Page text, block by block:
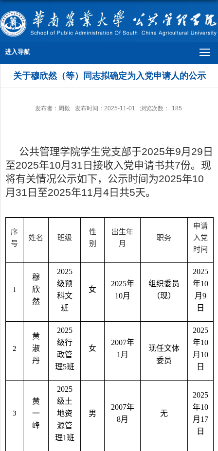
进入导航
关于穆欣然（等）同志拟确定为入党申请人的公示
发布者：周毅 发布时间：2025-11-01 浏览次数： 185
公共管理学院学生党支部于2025年9月 29 日
至2025年10月 31 日接收入党申请书共7份。现
将有关情况公示如下，公示时间为2025年10
月 31 日至2025年11月 4 日共5天。
序
号
姓名 班级
性
别
出生年
月
职务
申请
入党
时间
1
穆
欣
然
2025
级预
科文
班
女
2025年
10月
组织委员
（现）
2025
年10
月 9
日
2
黄
淑
丹
2025
级行
政管
理5班
女
2007年
1 月
现任文体
委员
2025
年10
月 10
日
3
黄
一
峰
2025
级土
地资
源管
理1班
男
2007年
8月
无
2025
年10
月 17
日